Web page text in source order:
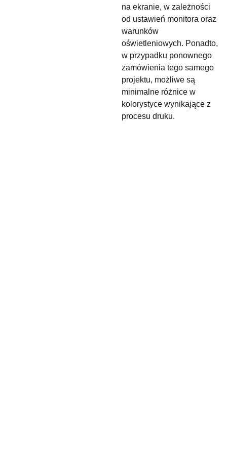
na ekranie, w zależności
od ustawień monitora oraz
warunków
oświetleniowych. Ponadto,
w przypadku ponownego
zamówienia tego samego
projektu, możliwe są
minimalne różnice w
kolorystyce wynikające z
procesu druku.